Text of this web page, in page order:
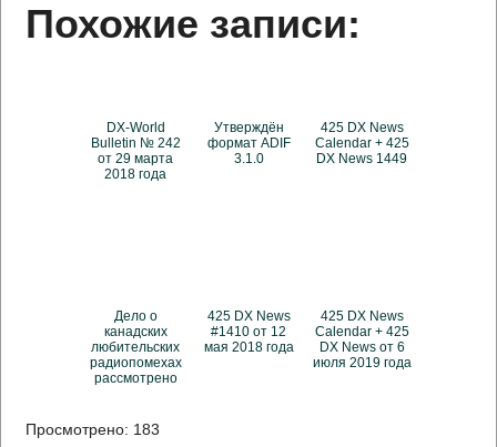
Похожие записи:
DX-World
Bulletin № 242
от 29 марта
2018 года
Утверждён
формат ADIF
3.1.0
425 DX News
Calendar + 425
DX News 1449
Дело о
канадских
любительских
радиопомехах
рассмотрено
425 DX News
#1410 от 12
мая 2018 года
425 DX News
Calendar + 425
DX News от 6
июля 2019 года
Просмотрено: 183